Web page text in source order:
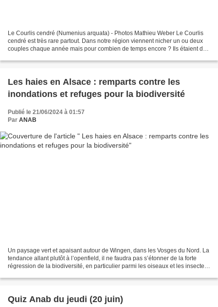
Le Courlis cendré (Numenius arquata) - Photos Mathieu Weber Le Courlis
cendré est très rare partout. Dans notre région viennent nicher un ou deux
couples chaque année mais pour combien de temps encore ? Ils étaient des
Les haies en Alsace : remparts contre les
inondations et refuges pour la biodiversité
Publié le 21/06/2024 à 01:57
Par ANAB
Un paysage vert et apaisant autour de Wingen, dans les Vosges du Nord. La
tendance allant plutôt à l’openfield, il ne faudra pas s’étonner de la forte
régression de la biodiversité, en particulier parmi les oiseaux et les insectes,
Quiz Anab du jeudi (20 juin)